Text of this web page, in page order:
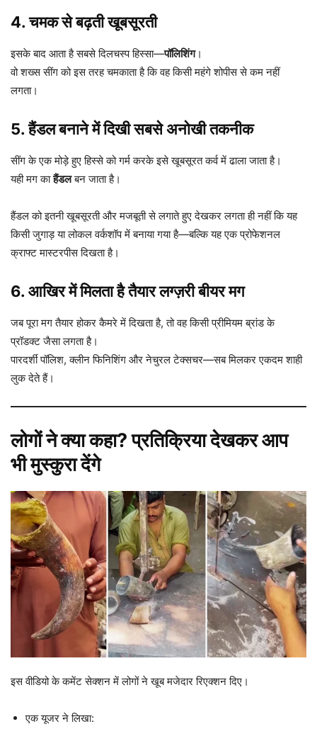
4. चमक से बढ़ती खूबसूरती
इसके बाद आता है सबसे दिलचस्प हिस्सा—पॉलिशिंग।
वो शख्स सींग को इस तरह चमकाता है कि वह किसी महंगे शोपीस से कम नहीं
लगता।
5. हैंडल बनाने में दिखी सबसे अनोखी तकनीक
सींग के एक मोड़े हुए हिस्से को गर्म करके इसे खूबसूरत कर्व में ढाला जाता है।
यही मग काहैंडलबन जाता है।
हैंडल को इतनी खूबसूरती और मजबूती से लगाते हुए देखकर लगता ही नहीं कि यह
किसी जुगाड़ या लोकल वर्कशॉप में बनाया गया है—बल्कि यह एक प्रोफेशनल
क्राफ्ट मास्टरपीस दिखता है।
6. आखिर में मिलता है तैयार लग्ज़री बीयर मग
जब पूरा मग तैयार होकर कैमरे में दिखता है, तो वह किसी प्रीमियम ब्रांड के
प्रॉडक्ट जैसा लगता है।
पारदर्शी पॉलिश, क्लीन फिनिशिंग और नेचुरल टेक्सचर—सब मिलकर एकदम शाही
लुक देते हैं।
लोगों ने क्या कहा? प्रतिक्रिया देखकर आप
भी मुस्कुरा देंगे
इस वीडियो के कमेंट सेक्शन में लोगों ने खूब मजेदार रिएक्शन दिए।
एक यूजर ने लिखा: